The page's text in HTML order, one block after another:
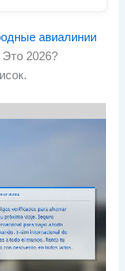
авиалинии
Это 2026?